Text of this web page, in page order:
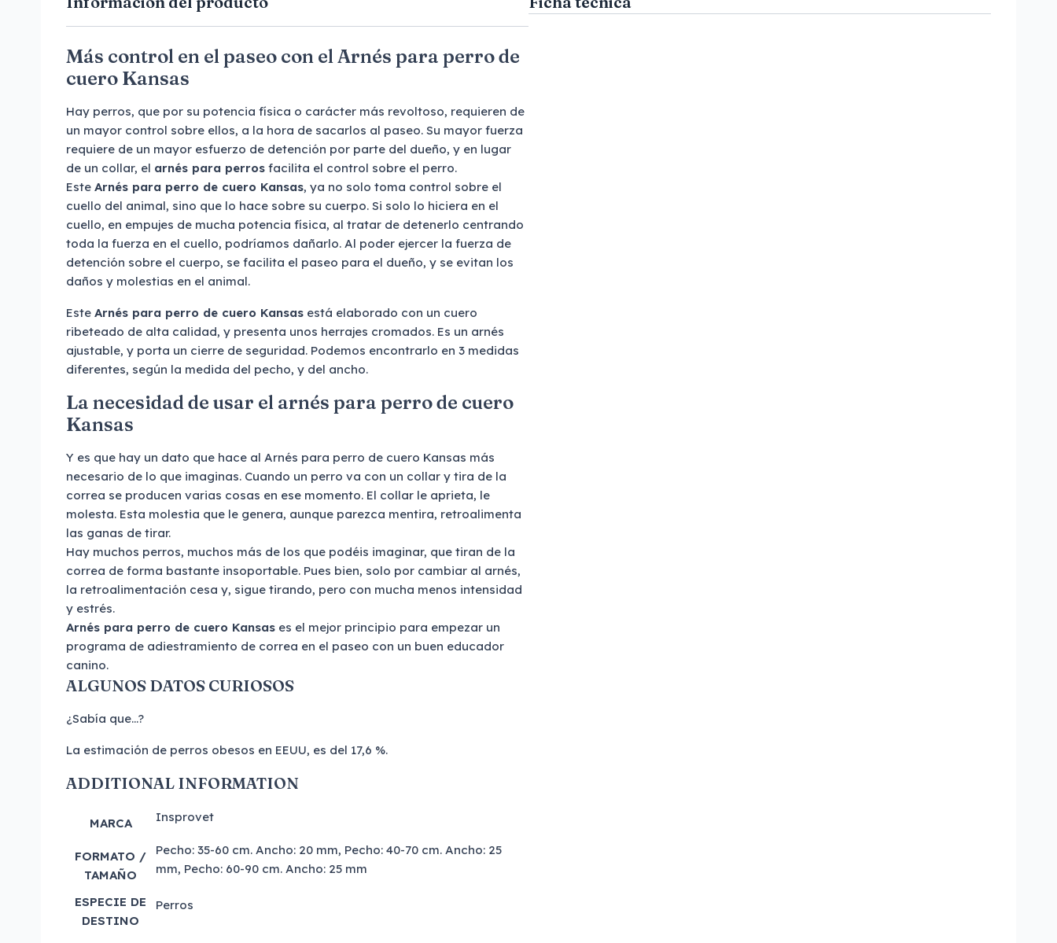
Más control en el paseo con el Arnés para perro de
cuero Kansas
Hay perros, que por su potencia física o carácter más revoltoso, requieren de
un mayor control sobre ellos, a la hora de sacarlos al paseo. Su mayor fuerza
requiere de un mayor esfuerzo de detención por parte del dueño, y en lugar
de un collar, el arnés para perros facilita el control sobre el perro.
Este Arnés para perro de cuero Kansas, ya no solo toma control sobre el
cuello del animal, sino que lo hace sobre su cuerpo. Si solo lo hiciera en el
cuello, en empujes de mucha potencia física, al tratar de detenerlo centrando
toda la fuerza en el cuello, podríamos dañarlo. Al poder ejercer la fuerza de
detención sobre el cuerpo, se facilita el paseo para el dueño, y se evitan los
daños y molestias en el animal.
Este Arnés para perro de cuero Kansas está elaborado con un cuero
ribeteado de alta calidad, y presenta unos herrajes cromados. Es un arnés
ajustable, y porta un cierre de seguridad. Podemos encontrarlo en 3 medidas
diferentes, según la medida del pecho, y del ancho.
La necesidad de usar el arnés para perro de cuero
Kansas
Y es que hay un dato que hace al Arnés para perro de cuero Kansas más
necesario de lo que imaginas. Cuando un perro va con un collar y tira de la
correa se producen varias cosas en ese momento. El collar le aprieta, le
molesta. Esta molestia que le genera, aunque parezca mentira, retroalimenta
las ganas de tirar.
Hay muchos perros, muchos más de los que podéis imaginar, que tiran de la
correa de forma bastante insoportable. Pues bien, solo por cambiar al arnés,
la retroalimentación cesa y, sigue tirando, pero con mucha menos intensidad
y estrés.
Arnés para perro de cuero Kansas es el mejor principio para empezar un
programa de adiestramiento de correa en el paseo con un buen educador
canino.
ALGUNOS DATOS CURIOSOS
¿Sabía que…?
La estimación de perros obesos en EEUU, es del 17,6 %.
ADDITIONAL INFORMATION
MARCA Insprovet
FORMATO /
TAMAÑO
Pecho: 35-60 cm. Ancho: 20 mm, Pecho: 40-70 cm. Ancho: 25
mm, Pecho: 60-90 cm. Ancho: 25 mm
ESPECIE DE
DESTINO
Perros